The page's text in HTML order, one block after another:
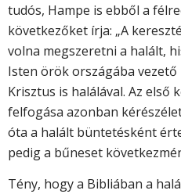
tudós, Hampe is ebből a
következőket írja: „A
volna megszeretni a halált,
Isten örök országába
Krisztus is halálával. Az első
felfogása azonban
óta a halált büntetésként
pedig a bűneset
Tény, hogy a Bibliában a